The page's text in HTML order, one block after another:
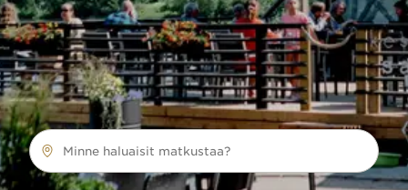
Minne haluaisit matkustaa?